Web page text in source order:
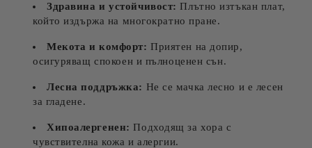
Здравина и устойчивост: Плътно изтъкан плат,
който издържа на многократно пране.
Мекота и комфорт: Приятен на допир,
осигуряващ спокоен и пълноценен сън.
Лесна поддръжка: Не се мачка лесно и е лесен
за гладене.
Хипоалергенен: Подходящ за хора с
чувствителна кожа и алергии.